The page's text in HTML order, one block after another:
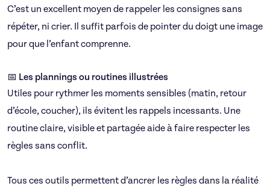
C’est un excellent moyen de rappeler les consignes sans
répéter, ni crier. Il suffit parfois de pointer du doigt une image
pour que l’enfant comprenne.
📅 Les plannings ou routines illustrées
Utiles pour rythmer les moments sensibles (matin, retour
d’école, coucher), ils évitent les rappels incessants. Une
routine claire, visible et partagée aide à faire respecter les
règles sans conflit.
Tous ces outils permettent d’ancrer les règles dans la réalité